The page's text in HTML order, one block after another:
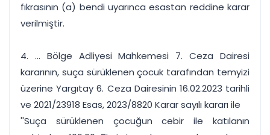
fıkrasının (a) bendi uyarınca esastan reddine karar
verilmiştir.
4. ... Bölge Adliyesi Mahkemesi 7. Ceza Dairesi
kararının, suça sürüklenen çocuk tarafından temyizi
üzerine Yargıtay 6. Ceza Dairesinin 16.02.2023 tarihli
ve 2021/23918 Esas, 2023/8820 Karar sayılı kararı ile
''Suça sürüklenen çocuğun cebir ile katılanın